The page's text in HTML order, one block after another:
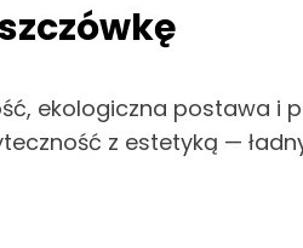
ekologiczna postawa i
z estetyką —